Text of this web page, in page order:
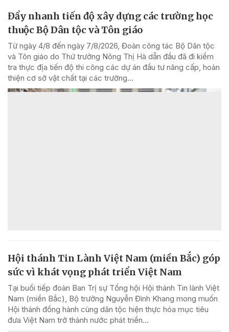
Đẩy nhanh tiến độ xây dựng các trường học
thuộc Bộ Dân tộc và Tôn giáo
Từ ngày 4/8 đến ngày 7/8/2026, Đoàn công tác Bộ Dân tộc
và Tôn giáo do Thứ trưởng Nông Thị Hà dẫn đầu đã đi kiểm
tra thực địa tiến độ thi công các dự án đầu tư nâng cấp, hoàn
thiện cơ sở vật chất tại các trường...
Hội thánh Tin Lành Việt Nam (miền Bắc) góp
sức vì khát vọng phát triển Việt Nam
Tại buổi tiếp đoàn Ban Trị sự Tổng hội Hội thánh Tin lành Việt
Nam (miền Bắc), Bộ trưởng Nguyễn Đình Khang mong muốn
Hội thánh đồng hành cùng dân tộc hiện thực hóa mục tiêu
đưa Việt Nam trở thành nước phát triển...